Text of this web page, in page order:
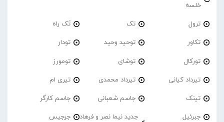
خلسه
ترول تک تَک راه
تکاور توحید وحید تودار
تورکال توشای تومورز
تیرداد کیانی تیرداد محمدی تیری ام
تینک جاسم شعبانی جاسم کارگر
جبرئیل
جدید نیما نصر و فرهاد
جرجیس